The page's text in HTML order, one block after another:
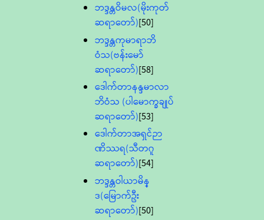
ဘဒ္ဒန္တဝိမလ(မိုးကုတ်
ဆရာတော်)[50]
ဘဒ္ဒန္တကုမာရာဘိ
ဝံသ(ဗန်းမော်
ဆရာတော်)[58]
ဒေါက်တာနန္ဒမာလာ
ဘိဝံသ (ပါမောက္ခချုပ်
ဆရာတော်)[53]
ဒေါက်တာအရှင်ဉာ
ဏိဿရ(သီတဂူ
ဆရာတော်)[54]
ဘဒ္ဒန္တဝါယာမိန္
ဒ(မြောက်ဦး
ဆရာတော်)[50]